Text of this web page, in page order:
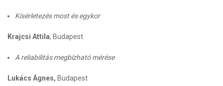
Kísérletezés most és egykor
Krajcsi Attila, Budapest
A reliabilitás megbízható mérése
Lukács Ágnes, Budapest